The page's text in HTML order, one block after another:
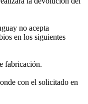
no acepta
en los siguientes
fabricación.
con el solicitado en